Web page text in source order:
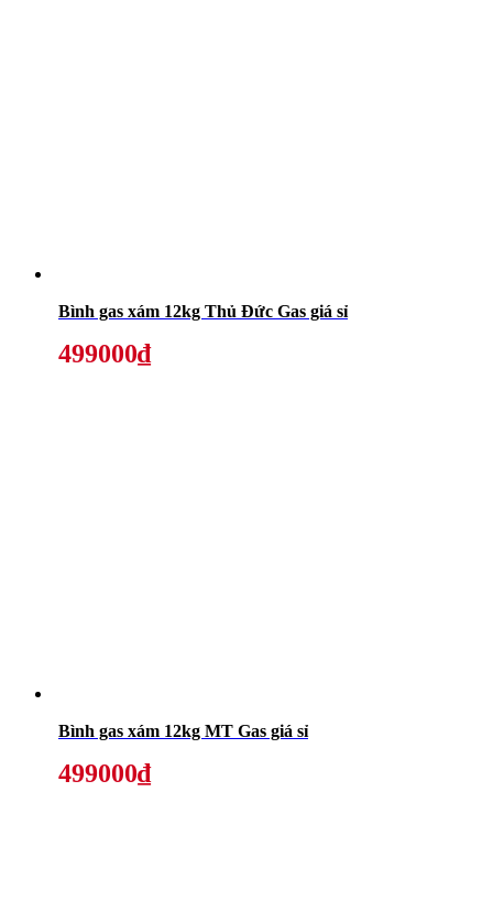
Bình gas xám 12kg Thủ Đức Gas giá sỉ
499000₫
Bình gas xám 12kg MT Gas giá sỉ
499000₫